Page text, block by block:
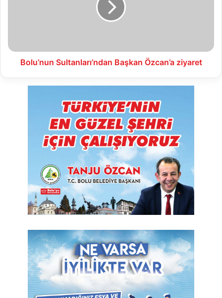
Bolu’nun Sultanları’ndan Başkan Özcan’a ziyaret